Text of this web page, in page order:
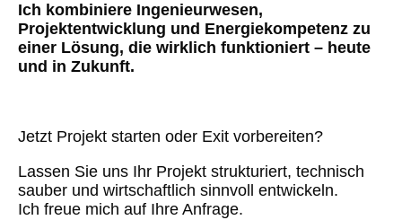
Ich kombiniere Ingenieurwesen,
Projektentwicklung und Energiekompetenz zu
einer Lösung, die wirklich funktioniert – heute
und in Zukunft.
Jetzt Projekt starten oder Exit vorbereiten?
Lassen Sie uns Ihr Projekt strukturiert, technisch
sauber und wirtschaftlich sinnvoll entwickeln.
Ich freue mich auf Ihre Anfrage.